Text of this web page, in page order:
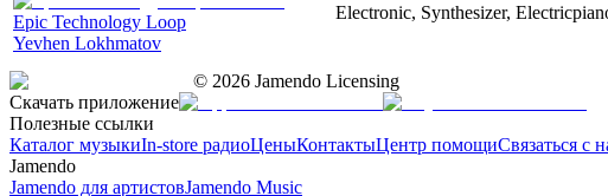
Epic Technology Loop
Yevhen Lokhmatov
Electronic, Synthesizer,
© 2026 Jamendo Licensing
Скачать приложение
Полезные ссылки
Каталог музыкиIn-store радиоЦеныКонтактыЦентр помощиСвязаться с
Jamendo
Jamendo для артистовJamendo Music